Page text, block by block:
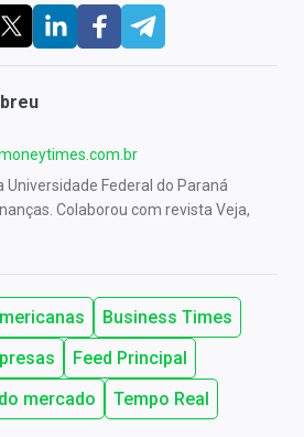
Federal do Paraná
Colaborou com revista Veja,
Business Times
Feed Principal
mercado Tempo Real